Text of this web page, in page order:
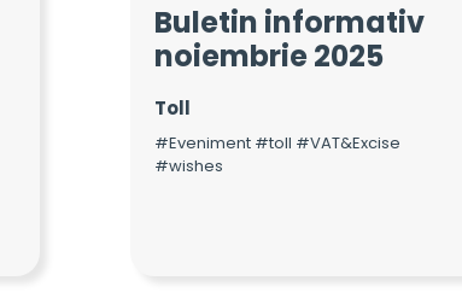
Buletin informativ
noiembrie 2025
Toll
#Eveniment #toll #VAT&Excise
#wishes